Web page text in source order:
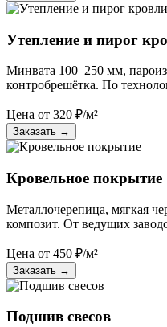
Утепление и пирог
Минвата 100–250 мм,
контробрешётка. По
Цена от 320 ₽/м²
Заказать →
Кровельное покрытие
Металлочерепица, мягкая
композит. От ведущих
Цена от 450 ₽/м²
Заказать →
Подшив свесов